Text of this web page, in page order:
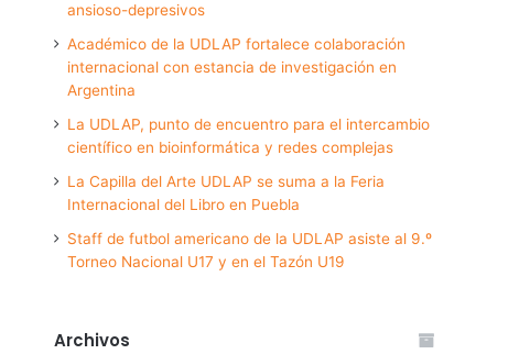
ansioso-depresivos
Académico de la UDLAP fortalece colaboración
internacional con estancia de investigación en
Argentina
La UDLAP, punto de encuentro para el intercambio
científico en bioinformática y redes complejas
La Capilla del Arte UDLAP se suma a la Feria
Internacional del Libro en Puebla
Staff de futbol americano de la UDLAP asiste al 9.º
Torneo Nacional U17 y en el Tazón U19
Archivos